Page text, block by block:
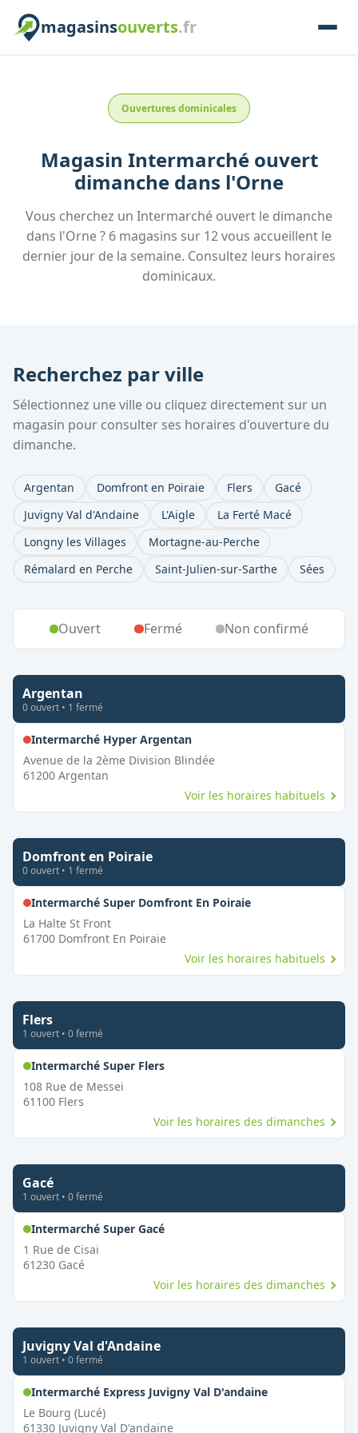
magasinsouverts.fr
Ouvertures dominicales
Magasin Intermarchéouvert
dimanche dans l'Orne
Vous cherchez un Intermarché ouvert le dimanche
dans l'Orne? 6 magasins sur 12vous accueillent le
dernier jour de la semaine. Consultez leurs horaires
dominicaux.
Recherchez par ville
Sélectionnez une ville ou cliquez directement sur un
magasin pour consulter ses horaires d'ouverture du
dimanche.
Argentan Domfront en Poiraie Flers
Gacé
Juvigny Val d'Andaine
L'Aigle
La Ferté Macé
Longny les Villages
Mortagne-au-Perche
Rémalard en Perche
Saint-Julien-sur-Sarthe Sées
Ouvert Fermé Non confirmé
Argentan
0ouvert • 1 fermé
Intermarché Hyper Argentan,
Avenue de la 2ème Division Blindée
61200 Argentan
Voir les horaires habituels
Domfront en Poiraie
0ouvert • 1 fermé
Intermarché Super Domfront En Poiraie,
La Halte St Front
61700 Domfront En Poiraie
Voir les horaires habituels
Flers
1 ouvert • 0fermé
Intermarché Super Flers,
108 Rue de Messei
61100 Flers
Voir les horaires des dimanches
Gacé
1 ouvert • 0fermé
Intermarché Super Gacé,
1 Rue de Cisai
61230 Gacé
Voir les horaires des dimanches
Juvigny Val d'Andaine
1 ouvert • 0fermé
Intermarché Express Juvigny Val D'andaine,
Le Bourg (Lucé)
61330 Juvigny Val D'andaine